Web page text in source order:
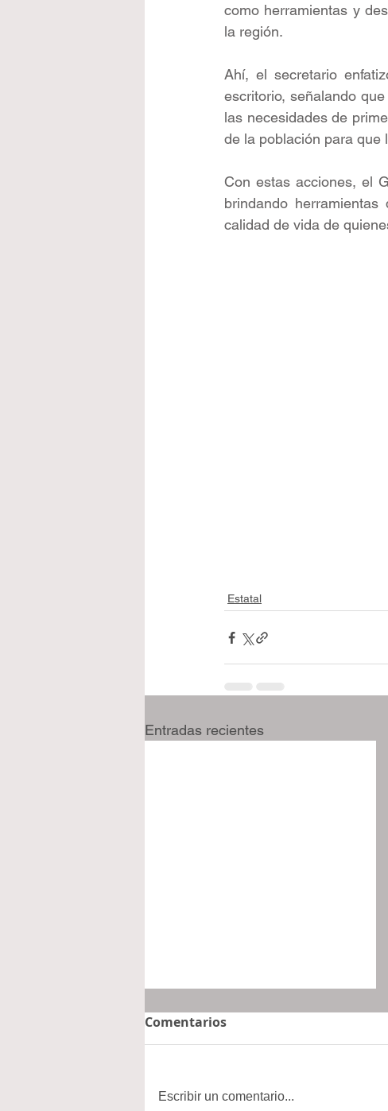
como herramientas y
la región.
Ahí, el secretario
escritorio, señalando
las necesidades de
de la población para que
Con estas acciones, el
brindando
calidad de vida de
Estatal
Entradas recientes
Comentarios
Escribir un comentario...